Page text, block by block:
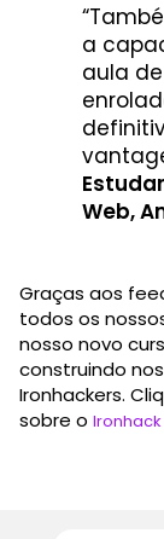
a
aula
Web,
Graças aos
todos os
nosso novo
construindo
Ironhackers.
sobre o